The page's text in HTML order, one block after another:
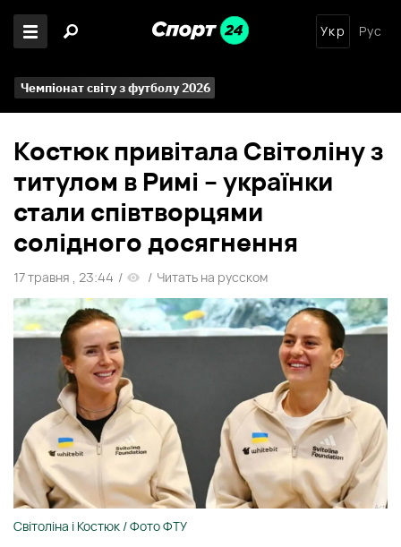
Укр Рус
Чемпіонат світу з футболу 2026
Костюк привітала Світоліну з
титулом в Римі – українки
стали співтворцями
солідного досягнення
17 травня , 23:44 / / Читать на русском
Світоліна і Костюк / Фото ФТУ